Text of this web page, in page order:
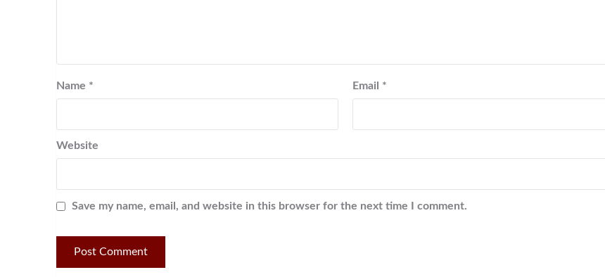
Name * Email *
Website
Save my name, email, and website in this browser for the next time I comment.